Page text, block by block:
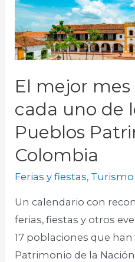
El mejor
cada uno de
Pueblos
Colombia
Ferias y fiestas, Turismo
Un calendario con
ferias, fiestas y otros
17 poblaciones que
Patrimonio de la